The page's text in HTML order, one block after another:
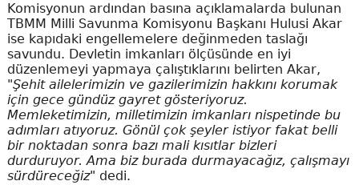
Komisyonun ardından basına açıklamalarda bulunan
TBMM Milli Savunma Komisyonu Başkanı Hulusi Akar
ise kapıdaki engellemelere değinmeden taslağı
savundu. Devletin imkanları ölçüsünde en iyi
düzenlemeyi yapmaya çalıştıklarını belirten Akar,
"Şehit ailelerimizin ve gazilerimizin hakkını korumak
için gece gündüz gayret gösteriyoruz.
Memleketimizin, milletimizin imkanları nispetinde bu
adımları atıyoruz. Gönül çok şeyler istiyor fakat belli
bir noktadan sonra bazı mali kısıtlar bizleri
durduruyor. Ama biz burada durmayacağız, çalışmayı
sürdüreceğiz" dedi.